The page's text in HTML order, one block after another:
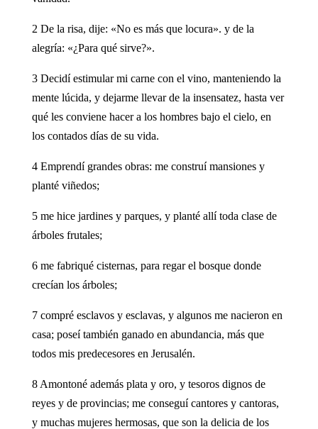
2 De la risa, dije: «No es más que locura». y de la
alegría: «¿Para qué sirve?».
3 Decidí estimular mi carne con el vino, manteniendo la
mente lúcida, y dejarme llevar de la insensatez, hasta ver
qué les conviene hacer a los hombres bajo el cielo, en
los contados días de su vida.
4 Emprendí grandes obras: me construí mansiones y
planté viñedos;
5 me hice jardines y parques, y planté allí toda clase de
árboles frutales;
6 me fabriqué cisternas, para regar el bosque donde
crecían los árboles;
7 compré esclavos y esclavas, y algunos me nacieron en
casa; poseí también ganado en abundancia, más que
todos mis predecesores en Jerusalén.
8 Amontoné además plata y oro, y tesoros dignos de
reyes y de provincias; me conseguí cantores y cantoras,
y muchas mujeres hermosas, que son la delicia de los